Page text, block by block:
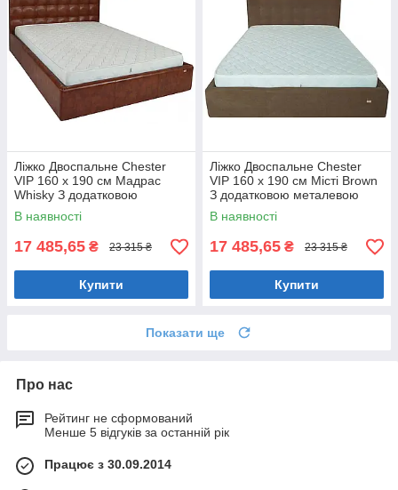
Ліжко Двоспальне Chester
VIP 160 х 190 см Мадрас
Whisky З додатковою
металевою цільнозварною
рамою Коричневий
В наявності
17 485,65 ₴ 23 315 ₴
Купити
Ліжко Двоспальне Chester
VIP 160 х 190 см Місті Brown
З додатковою металевою
цільнозварною рамою
Коричневий
В наявності
17 485,65 ₴ 23 315 ₴
Купити
Показати ще
Про нас
Рейтинг не сформований
Менше 5 відгуків за останній рік
Працює з 30.09.2014